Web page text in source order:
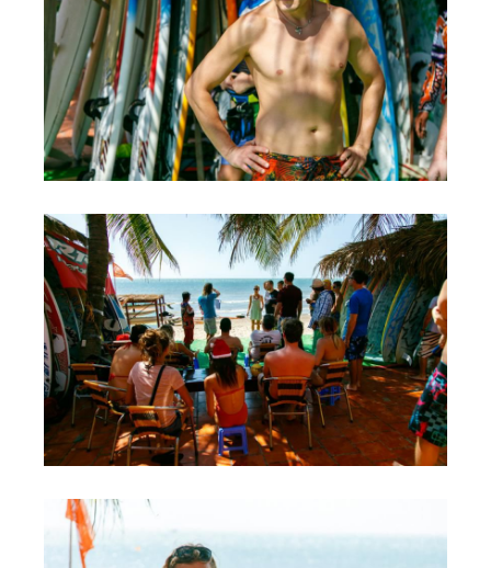
Обучение Wing Foil